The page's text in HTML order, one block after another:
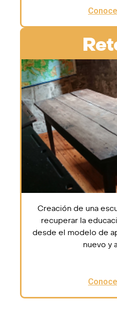
Creación de una
recuperar la
desde el modelo de
nuevo y